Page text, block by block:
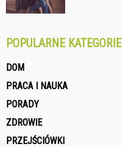
POPULARNE KATEGORIE
DOM
PRACA I NAUKA
PORADY
ZDROWIE
PRZEJŚCIÓWKI